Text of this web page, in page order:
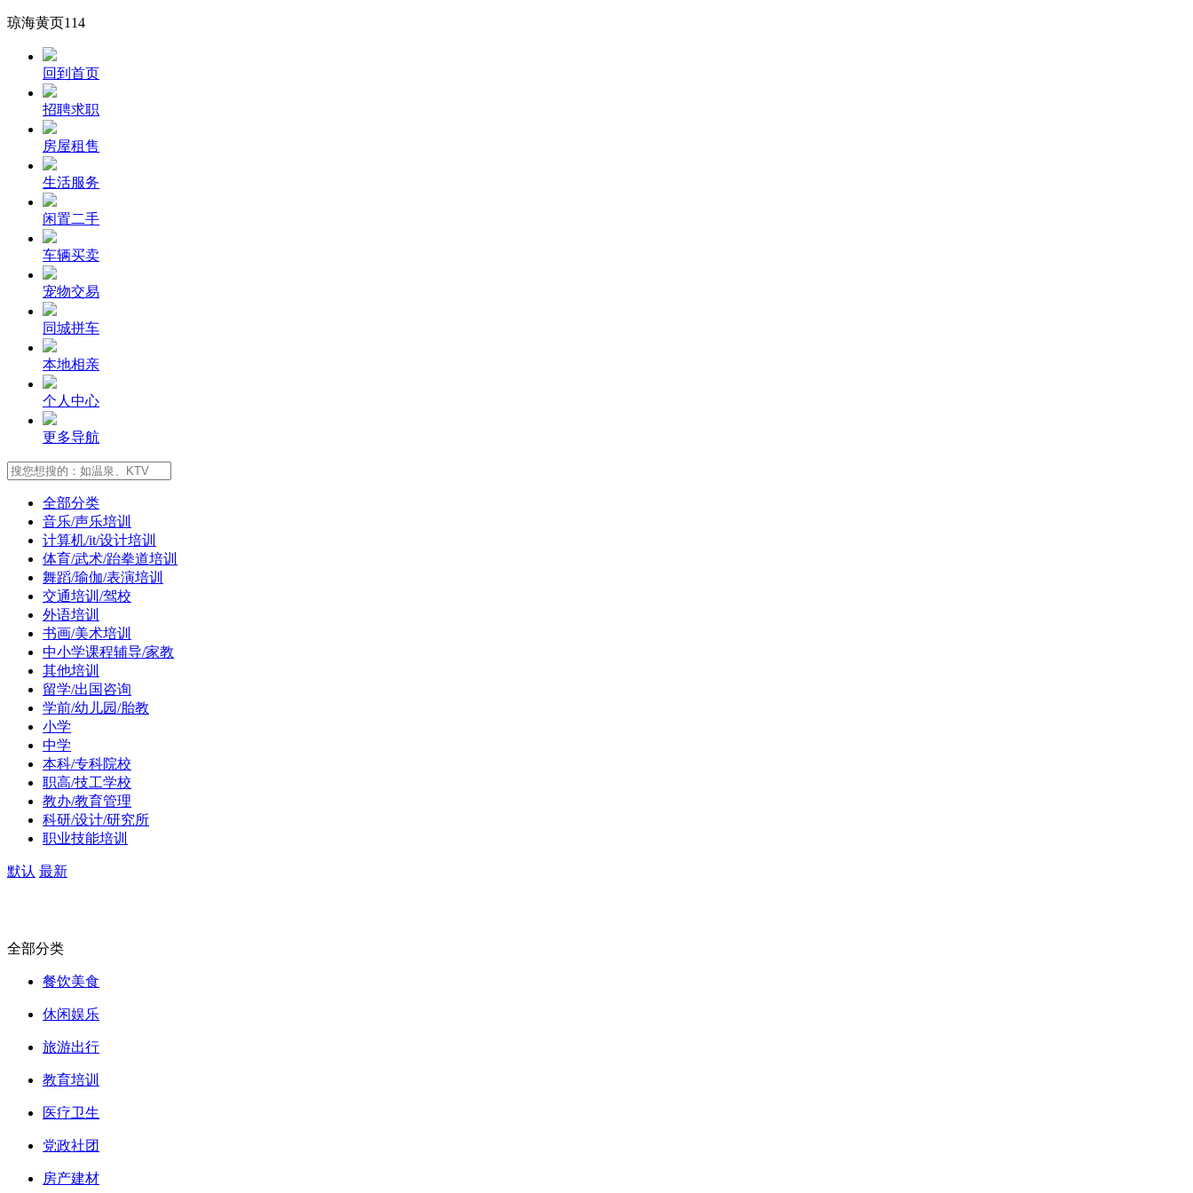
琼海黄页114
回到首页
招聘求职
房屋租售
生活服务
闲置二手
车辆买卖
宠物交易
同城拼车
本地相亲
个人中心
更多导航
全部分类
音乐/声乐培训
计算机/it/设计培训
体育/武术/跆拳道培训
舞蹈/瑜伽/表演培训
交通培训/驾校
外语培训
书画/美术培训
中小学课程辅导/家教
其他培训
留学/出国咨询
学前/幼儿园/胎教
小学
中学
本科/专科院校
职高/技工学校
教办/教育管理
科研/设计/研究所
职业技能培训
默认 最新
全部分类
餐饮美食
休闲娱乐
旅游出行
教育培训
医疗卫生
党政社团
房产建材